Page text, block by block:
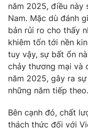
THỜI BÁO VTV
Theo dõi báo trên
Cơ quan chủ quản:Đài
Giấy phép hoạt động
cấp ngày 29/12/2023
năm 2025, điều này
Nam. Mặc dù đánh
bản rủi ro cho thấy
khiêm tốn tới nền
tuy vậy, sự bất ổn
chảy thương mại và
năm 2025, gây ra
những năm tiếp theo.
Bên cạnh đó, chất
thách thức đối với